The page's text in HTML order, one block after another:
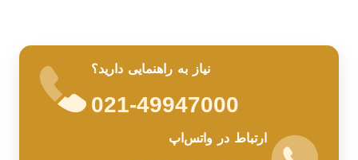
نیاز به راهنمایی دارید؟
021-49947000
ارتباط در واتس‌اپ